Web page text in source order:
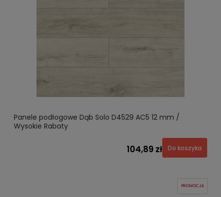
Panele podłogowe Dąb Solo D4529 AC5 12 mm /
Wysokie Rabaty
104,89 zł Do koszyka
PROMOCJA